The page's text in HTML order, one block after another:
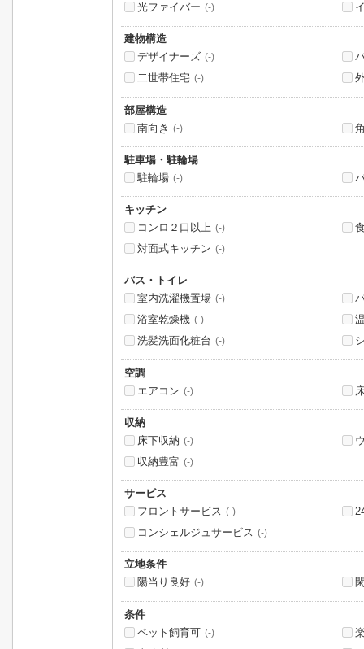
光ファイバー (-)
建物構造
デザイナーズ (-)
二世帯住宅 (-)
部屋構造
南向き
(-)
駐車場・駐輪場
駐輪場 (-)
キッチン
コンロ２口以上 (-)
対面式キッチン (-)
バス・トイレ
室内洗濯機置場 (-)
浴室乾燥機 (-)
洗髪洗面化粧台 (-)
空調
エアコン (-)
収納
床下収納 (-)
収納豊富 (-)
サービス
フロントサービス (-)
コンシェルジュサービス (-)
立地条件
陽当り良好 (-)
条件
ペット飼育可 (-)